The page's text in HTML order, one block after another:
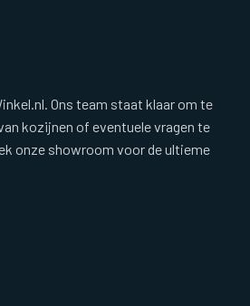
Ons team staat klaar om te
kozijnen of eventuele vragen te
onze showroom voor de ultieme